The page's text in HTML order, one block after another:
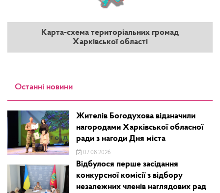
Карта-схема територіальних громад
Харківської області
Останні новини
Жителів Богодухова відзначили
нагородами Харківської обласної
ради з нагоди Дня міста
07.08.2026
Відбулося перше засідання
конкурсної комісії з відбору
незалежних членів наглядових рад